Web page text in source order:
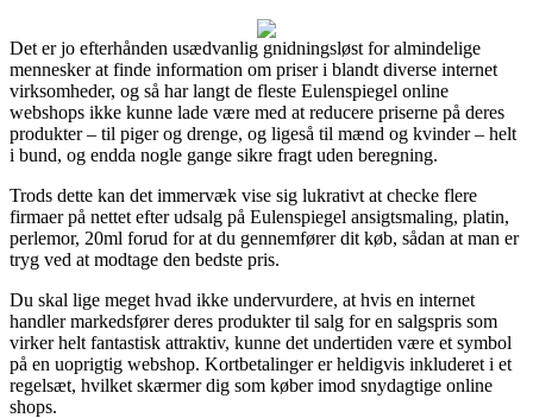
Det er jo efterhånden usædvanlig gnidningsløst for almindelige
mennesker at finde information om priser i blandt diverse internet
virksomheder, og så har langt de fleste Eulenspiegel online
webshops ikke kunne lade være med at reducere priserne på deres
produkter – til piger og drenge, og ligeså til mænd og kvinder – helt
i bund, og endda nogle gange sikre fragt uden beregning.
Trods dette kan det immervæk vise sig lukrativt at checke flere
firmaer på nettet efter udsalg på Eulenspiegel ansigtsmaling, platin,
perlemor, 20ml forud for at du gennemfører dit køb, sådan at man er
tryg ved at modtage den bedste pris.
Du skal lige meget hvad ikke undervurdere, at hvis en internet
handler markedsfører deres produkter til salg for en salgspris som
virker helt fantastisk attraktiv, kunne det undertiden være et symbol
på en uoprigtig webshop. Kortbetalinger er heldigvis inkluderet i et
regelsæt, hvilket skærmer dig som køber imod snydagtige online
shops.